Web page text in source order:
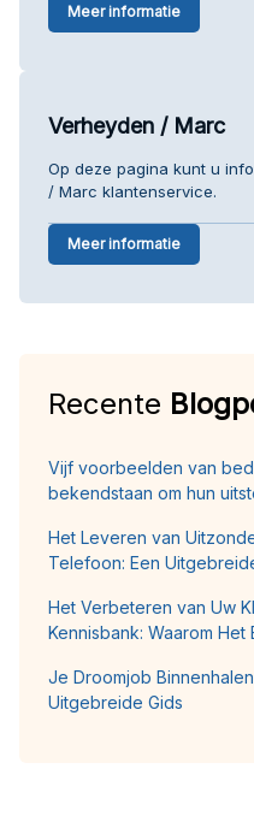
Meer informatie
Verheyden / Marc
Op deze pagina kunt u
/ Marc klantenservice.
Meer informatie
Recente
Vijf voorbeelden van
bekendstaan om hun
Het Leveren van
Telefoon: Een
Het Verbeteren van Uw
Kennisbank: Waarom Het
Je Droomjob
Uitgebreide Gids